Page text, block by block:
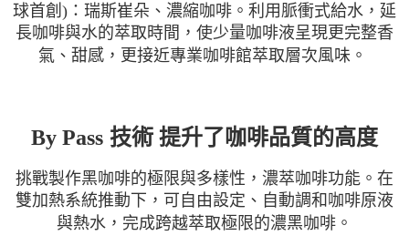
球首創)：瑞斯崔朵、濃縮咖啡。利用脈衝式給水，延
長咖啡與水的萃取時間，使少量咖啡液呈現更完整香
氣、甜感，更接近專業咖啡館萃取層次風味。
By Pass 技術 提升了咖啡品質的高度
挑戰製作黑咖啡的極限與多樣性，濃萃咖啡功能。在
雙加熱系統推動下，可自由設定、自動調和咖啡原液
與熱水，完成跨越萃取極限的濃黑咖啡。